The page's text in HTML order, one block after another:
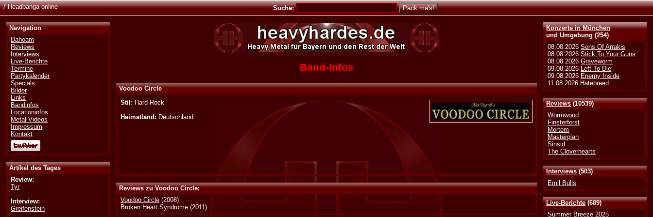
7 Headbänga online Suche:
Konzerte in München
und Umgebung (254)
08.08.2026Sons Of Arrakis
08.08.2026Stick To Your Guns
08.08.2026Graveworm
09.08.2026 Left To Die
09.08.2026 Enemy Inside
11.08.2026 Hatebreed
Reviews(10539)
Wormwood
Finsterforst
Mortem
Masterplan
Sinsid
The Cloverhearts
Interviews(503)
Emil Bulls
Live-Berichte(689)
Summer Breeze 2025
Navigation
Dahoam
Reviews
Interviews
Live-Berichte
Termine
Partykalender
Specials
Bilder
Links
Bandinfos
Locationinfos
Metal-Videos
Impressum
Kontakt
Artikel des Tages
Review:
Tyr
Interview:
Greifenstein
Band-Infos
Voodoo Circle
Stil: Hard Rock
Heimatland: Deutschland
Reviews zu Voodoo Circle:
Voodoo Circle (2008)
Broken Heart Syndrome (2011)